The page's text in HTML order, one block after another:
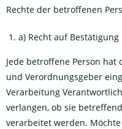
Rechte der betroffenen
a) Recht auf Bestätigung
Jede betroffene Person hat
und Verordnungsgeber
Verarbeitung
verlangen, ob sie
verarbeitet werden.